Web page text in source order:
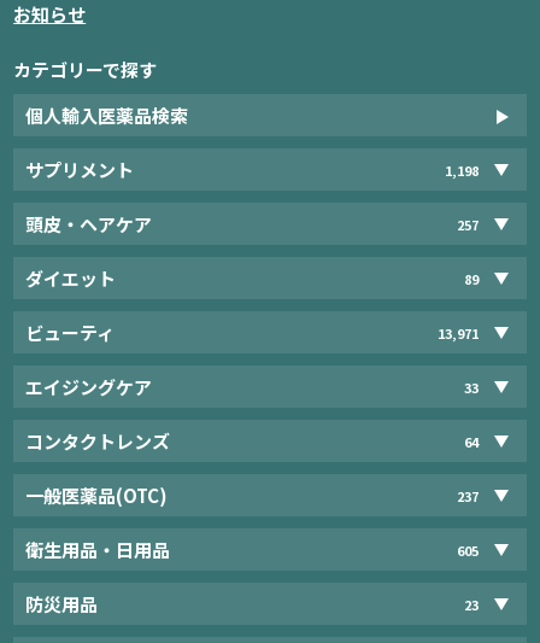
お知らせ
カテゴリーで探す
個人輸入医薬品検索
サプリメント 1,198
頭皮・ヘアケア 257
ダイエット 89
ビューティ 13,971
エイジングケア 33
コンタクトレンズ 64
一般医薬品(OTC) 237
衛生用品・日用品 605
防災用品 23